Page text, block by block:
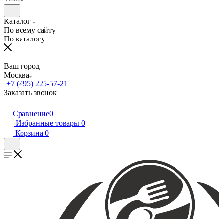
Каталог
По всему сайту
По каталогу
Ваш город
Москва
+7 (495) 225-57-21
Заказать звонок
Сравнение0
Избранные товары 0
Корзина 0